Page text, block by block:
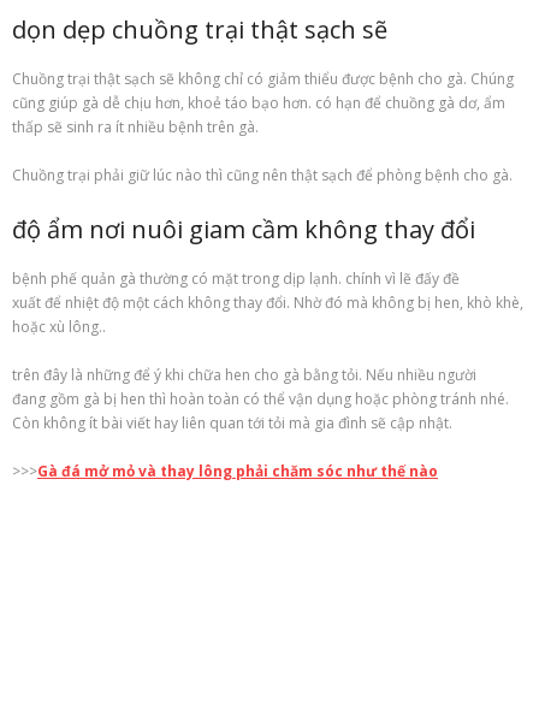
dọn dẹp chuồng trại thật sạch sẽ
Chuồng trại thật sạch sẽ không chỉ có giảm thiểu được bệnh cho gà. Chúng
cũng giúp gà dễ chịu hơn, khoẻ táo bạo hơn. có hạn để chuồng gà dơ, ẩm
thấp sẽ sinh ra ít nhiều bệnh trên gà.
Chuồng trại phải giữ lúc nào thì cũng nên thật sạch để phòng bệnh cho gà.
độ ẩm nơi nuôi giam cầm không thay đổi
bệnh phế quản gà thường có mặt trong dịp lạnh. chính vì lẽ đấy đề
xuất để nhiệt độ một cách không thay đổi. Nhờ đó mà không bị hen, khò khè,
hoặc xù lông..
trên đây là những để ý khi chữa hen cho gà bằng tỏi. Nếu nhiều người
đang gồm gà bị hen thì hoàn toàn có thể vận dụng hoặc phòng tránh nhé.
Còn không ít bài viết hay liên quan tới tỏi mà gia đình sẽ cập nhật.
>>>Gà đá mở mỏ và thay lông phải chăm sóc như thế nào